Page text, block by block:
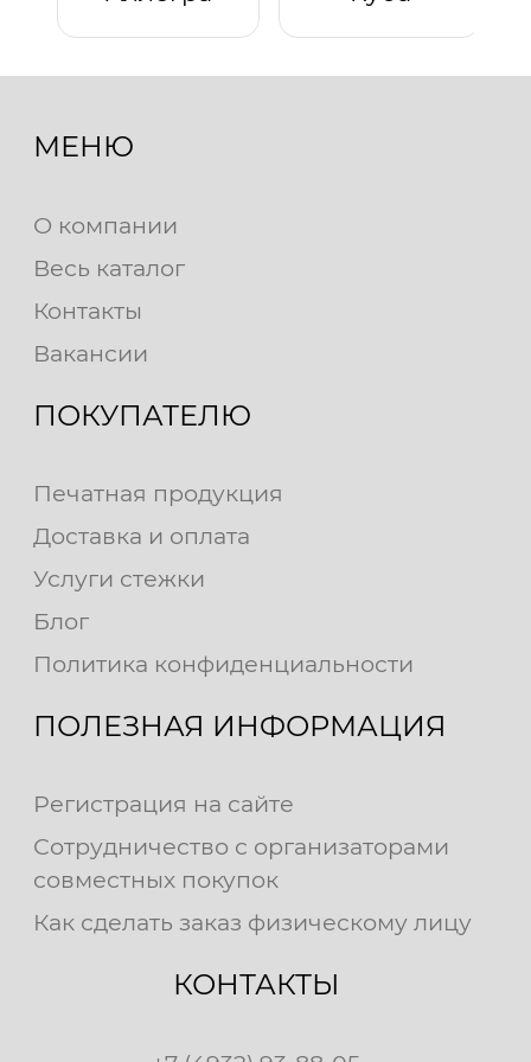
МЕНЮ
О компании
Весь каталог
Контакты
Вакансии
ПОКУПАТЕЛЮ
Печатная продукция
Доставка и оплата
Услуги стежки
Блог
Политика конфиденциальности
ПОЛЕЗНАЯ ИНФОРМАЦИЯ
Регистрация на сайте
Сотрудничество с организаторами
совместных покупок
Как сделать заказ физическому лицу
КОНТАКТЫ